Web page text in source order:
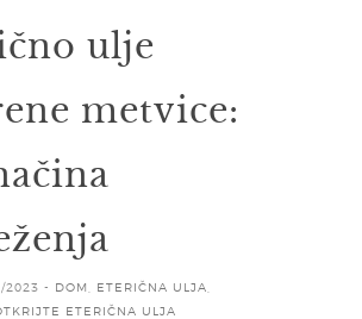
ulje
metvice:
2023 - DOM ETERIČNA ULJA
ETERIČNA ULJA